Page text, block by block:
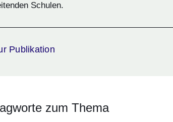
Schulen.
Publikation
sich in einem neuen Fenster
zum Thema